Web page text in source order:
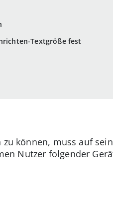
Textgröße fest
können, muss auf
Nutzer folgender